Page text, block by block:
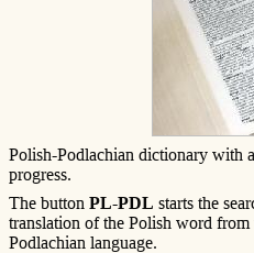
Polish-Podlachian dictionary
progress.
The button PL-PDL starts the
translation of the Polish word from
Podlachian language.